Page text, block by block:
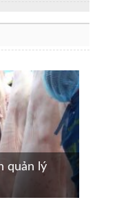
quản lý